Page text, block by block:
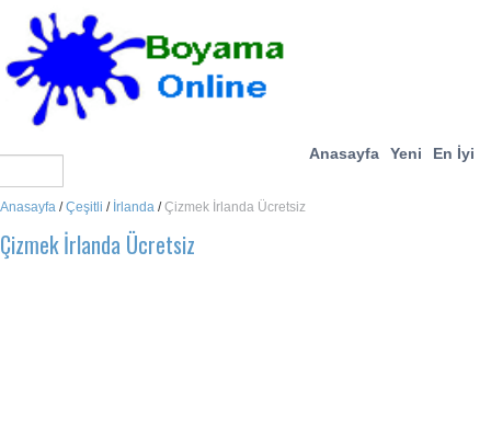
Anasayfa Yeni En İyi
Anasayfa /Çeşitli / İrlanda /Çizmek İrlanda Ücretsiz
Çizmek İrlanda Ücretsiz